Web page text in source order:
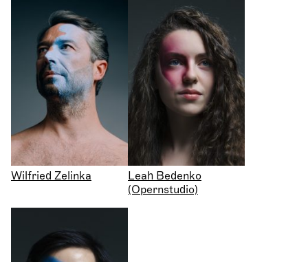
Wilfried Zelinka
Leah Bedenko
(Opernstudio)